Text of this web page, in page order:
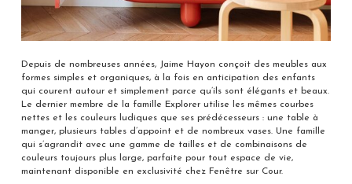
Depuis de nombreuses années, Jaime Hayon conçoit des meubles aux
formes simples et organiques, à la fois en anticipation des enfants
qui courent autour et simplement parce qu’ils sont élégants et beaux.
Le dernier membre de la famille Explorer utilise les mêmes courbes
nettes et les couleurs ludiques que ses prédécesseurs : une table à
manger, plusieurs tables d’appoint et de nombreux vases. Une famille
qui s’agrandit avec une gamme de tailles et de combinaisons de
couleurs toujours plus large, parfaite pour tout espace de vie,
maintenant disponible en exclusivité chez Fenêtre sur Cour.